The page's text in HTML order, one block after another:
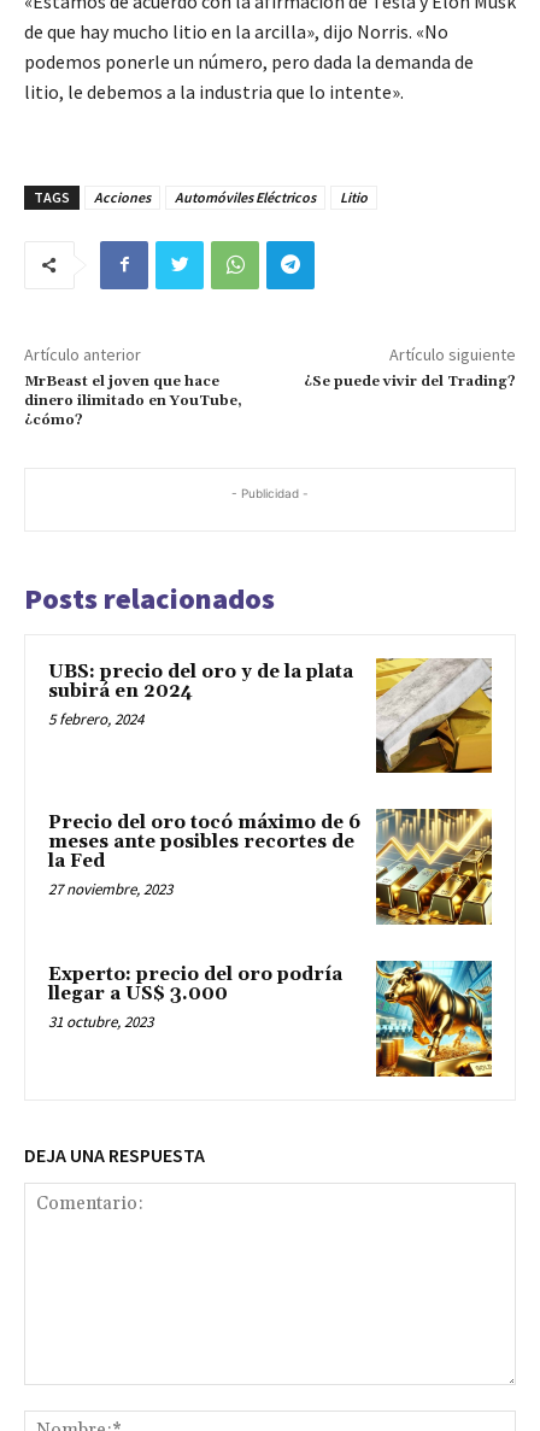
de que hay mucho litio en la arcilla», dijo Norris. «No
podemos ponerle un número, pero dada la demanda de
litio, le debemos a la industria que lo intente».
TAGS Acciones Automóviles Eléctricos Litio
Artículo anterior
MrBeast el joven que hace
dinero ilimitado en YouTube,
¿cómo?
Artículo siguiente
¿Se puede vivir del Trading?
- Publicidad -
Posts relacionados
UBS: precio del oro y de la plata
subirá en 2024
5 febrero, 2024
Precio del oro tocó máximo de 6
meses ante posibles recortes de
la Fed
27 noviembre, 2023
Experto: precio del oro podría
llegar a US$ 3.000
31 octubre, 2023
DEJA UNA RESPUESTA